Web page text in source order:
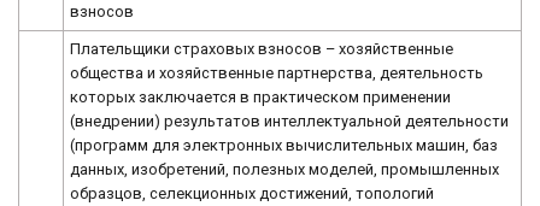
взносов
Плательщики страховых взносов – хозяйственные
общества и хозяйственные партнерства, деятельность
которых заключается в практическом применении
(внедрении) результатов интеллектуальной деятельности
(программ для электронных вычислительных машин, баз
данных, изобретений, полезных моделей, промышленных
образцов, селекционных достижений, топологий